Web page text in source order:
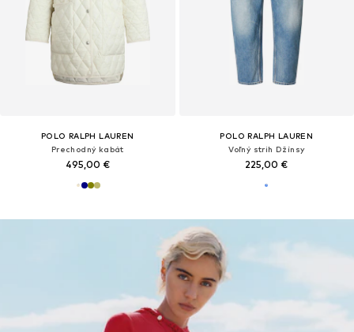
POLO RALPH LAUREN
Prechodný kabát
495,00 €
POLO RALPH LAUREN
Voľný strih Džínsy
225,00 €